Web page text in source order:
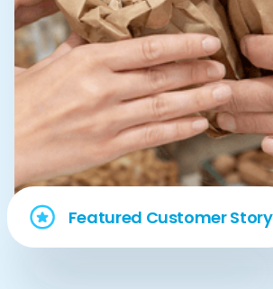
Featured Customer Story